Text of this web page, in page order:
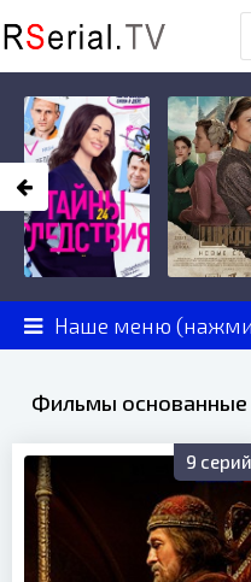
Наше меню
Фильмы основанные
9 серий